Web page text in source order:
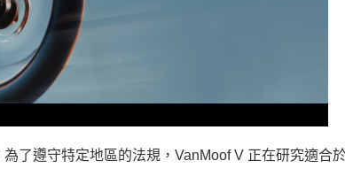
了遵守特定地區的法規，VanMoof V 正在研究適合